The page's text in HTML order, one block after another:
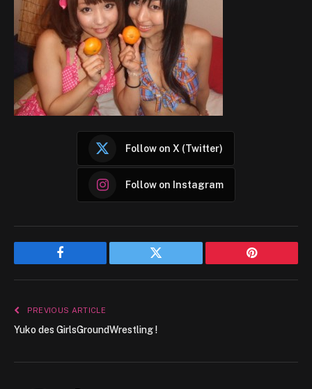
Follow on X (Twitter)
Follow on Instagram
Facebook Twitter Pinterest
PREVIOUS ARTICLE
Yuko des GirlsGroundWrestling !